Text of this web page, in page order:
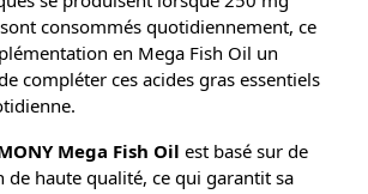
sont consommés quotidiennement, ce
en Mega Fish Oil un
compléter ces acides gras essentiels
Mega Fish Oil
est basé sur de
de haute qualité, ce qui garantit sa